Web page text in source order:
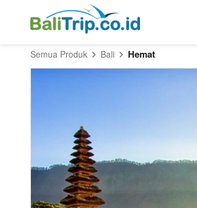
Semua Produk Bali Hemat